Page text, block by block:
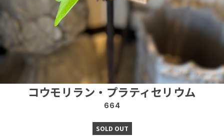
コウモリラン・プラティセリウム
664
SOLD OUT